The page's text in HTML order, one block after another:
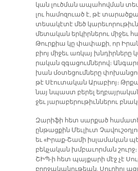
կան լուծ­ման ա­պա­հով­ման
լու հա­մո­զուած է, թէ
տե­սա­կէ­տէ մեծ
մե­տա­կան եր­կիր­նե­րու մի­ջեւ
Թուր­քիա կը փա­փա­քի, որ
բիոյ մի­ջեւ առ­կայ խնդիր­նե­րը
րա­կան զգա­ցում­նե­րով։
խան մօ­տե­ցում­նե­րը
թէ Սէու­տա­կան Ա­րա­բիոյ։
նայ նպաստ բե­րել
ջեւ յա­րա­բե­րու­թիւն­նե­րու
Զա­րի­ֆի հետ սար­քած
ըն­թաց­քին Մեւ­լիւտ
եւ «Ի­րաք-Շա­մի իս­լա­մա­կան
բեկ­չա­կան խմբա­ւոր­ման
ՇԻՊ-ի հետ պայ­քա­րի մէջ չէ
բող­ջա­կա­նու­թեան, Սու­րիոյ